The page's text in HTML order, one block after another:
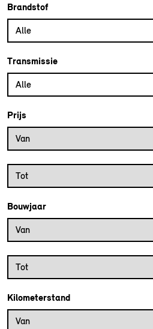
Brandstof
Alle
Transmissie
Alle
Prijs
Prijs vanaf
Van
Prijs tot
Tot
Bouwjaar
Bouwjaar vanaf
Van
Bouwjaar tot
Tot
Kilometerstand
Kilometerstand vanaf
Van